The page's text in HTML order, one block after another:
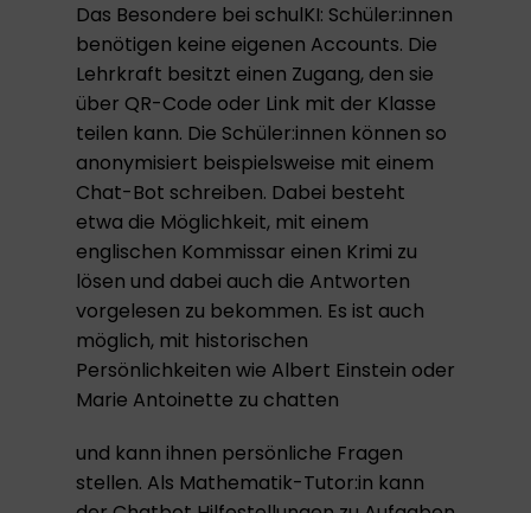
Das Besondere bei schulKI: Schüler:innen
benötigen keine eigenen Accounts. Die
Lehrkraft besitzt einen Zugang, den sie
über QR-Code oder Link mit der Klasse
teilen kann. Die Schüler:innen können so
anonymisiert beispielsweise mit einem
Chat-Bot schreiben. Dabei besteht
etwa die Möglichkeit, mit einem
englischen Kommissar einen Krimi zu
lösen und dabei auch die Antworten
vorgelesen zu bekommen. Es ist auch
möglich, mit historischen
Persönlichkeiten wie Albert Einstein oder
Marie Antoinette zu chatten
und kann ihnen persönliche Fragen
stellen. Als Mathematik-Tutor:in kann